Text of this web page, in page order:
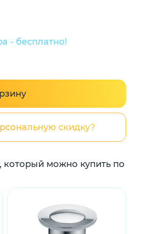
- бесплатно!
скидку?
, который можно купить по